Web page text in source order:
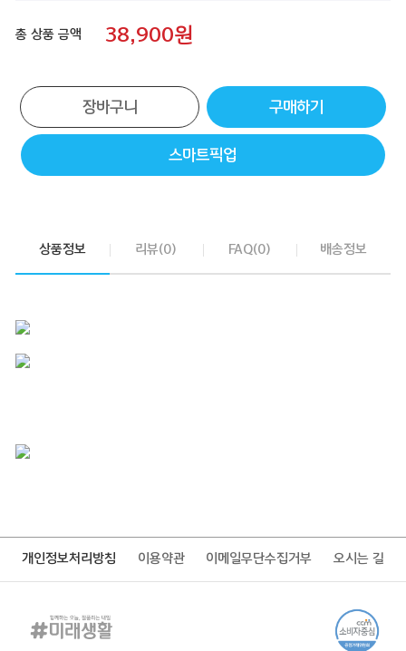
총 상품 금액 38,900원
장바구니 구매하기
스마트픽업
상품정보 리뷰(0) FAQ(0) 배송정보
개인정보처리방침 이용약관 이메일무단수집거부 오시는 길